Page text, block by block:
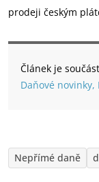
prodeji českým
Článek je
Daňové
Nepřímé daně